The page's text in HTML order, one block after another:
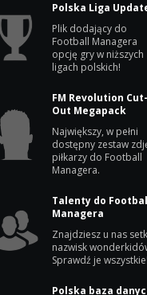
Polska Liga
Plik dodający do
Football Managera
opcję gry w niższych
ligach polskich!
FM Revolution
Out Megapack
Największy, w pełni
dostępny zestaw
piłkarzy do Football
Managera.
Talenty do
Managera
Znajdziesz u nas
nazwisk
Sprawdź je
Polska baza